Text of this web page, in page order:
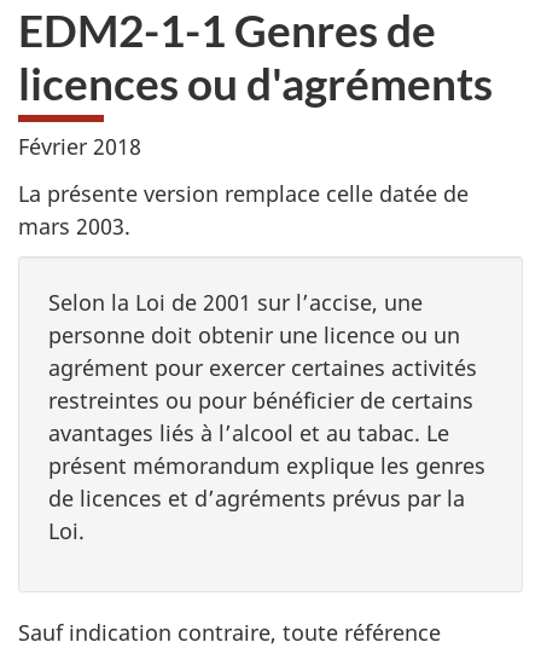
EDM2-1-1 Genres de
licences ou d'agréments
Février 2018
La présente version remplace celle datée de
mars 2003.
Selon la Loi de 2001 sur l’accise, une
personne doit obtenir une licence ou un
agrément pour exercer certaines activités
restreintes ou pour bénéficier de certains
avantages liés à l’alcool et au tabac. Le
présent mémorandum explique les genres
de licences et d’agréments prévus par la
Loi.
Sauf indication contraire, toute référence